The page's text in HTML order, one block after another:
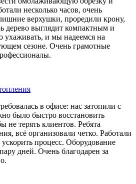
несколько часов, очень
верхушки, проредили крону,
дерево выглядит компактным и
ухаживать, и мы надеемся на
сезоне. Очень грамотные
в офисе: нас затопили с
было быстро восстановить
не терять клиентов. Ребята
всё организовали четко. Работали
процесс. Оборудование
дней. Очень благодарен за